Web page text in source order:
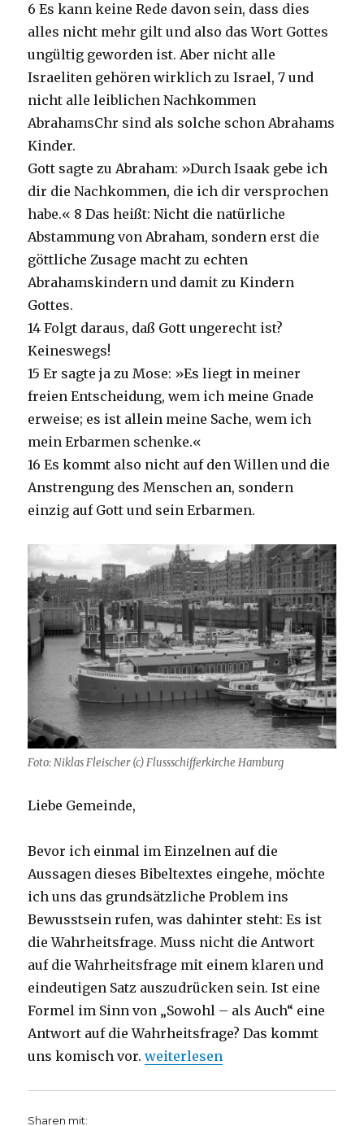
6 Es kann keine Rede davon sein, dass dies
alles nicht mehr gilt und also das Wort Gottes
ungültig geworden ist. Aber nicht alle
Israeliten gehören wirklich zu Israel, 7 und
nicht alle leiblichen Nachkommen
AbrahamsChr sind als solche schon Abrahams
Kinder.
Gott sagte zu Abraham: »Durch Isaak gebe ich
dir die Nachkommen, die ich dir versprochen
habe.« 8 Das heißt: Nicht die natürliche
Abstammung von Abraham, sondern erst die
göttliche Zusage macht zu echten
Abrahamskindern und damit zu Kindern
Gottes.
14 Folgt daraus, daß Gott ungerecht ist?
Keineswegs!
15 Er sagte ja zu Mose: »Es liegt in meiner
freien Entscheidung, wem ich meine Gnade
erweise; es ist allein meine Sache, wem ich
mein Erbarmen schenke.«
16 Es kommt also nicht auf den Willen und die
Anstrengung des Menschen an, sondern
einzig auf Gott und sein Erbarmen.
Foto: Niklas Fleischer (c) Flussschifferkirche Hamburg
Liebe Gemeinde,
Bevor ich einmal im Einzelnen auf die
Aussagen dieses Bibeltextes eingehe, möchte
ich uns das grundsätzliche Problem ins
Bewusstsein rufen, was dahinter steht: Es ist
die Wahrheitsfrage. Muss nicht die Antwort
auf die Wahrheitsfrage mit einem klaren und
eindeutigen Satz auszudrücken sein. Ist eine
Formel im Sinn von „Sowohl – als Auch“ eine
Antwort auf die Wahrheitsfrage? Das kommt
uns komisch vor.„Predigt über Römer 9, 1 – 8, 14
weiterlesen
Sharen mit: